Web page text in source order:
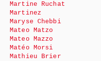
Martine Ruchat
Martinez
Maryse Chebbi
Mateo Matzo
Mateo Mazzo
Matéo Morsi
Mathieu Brier